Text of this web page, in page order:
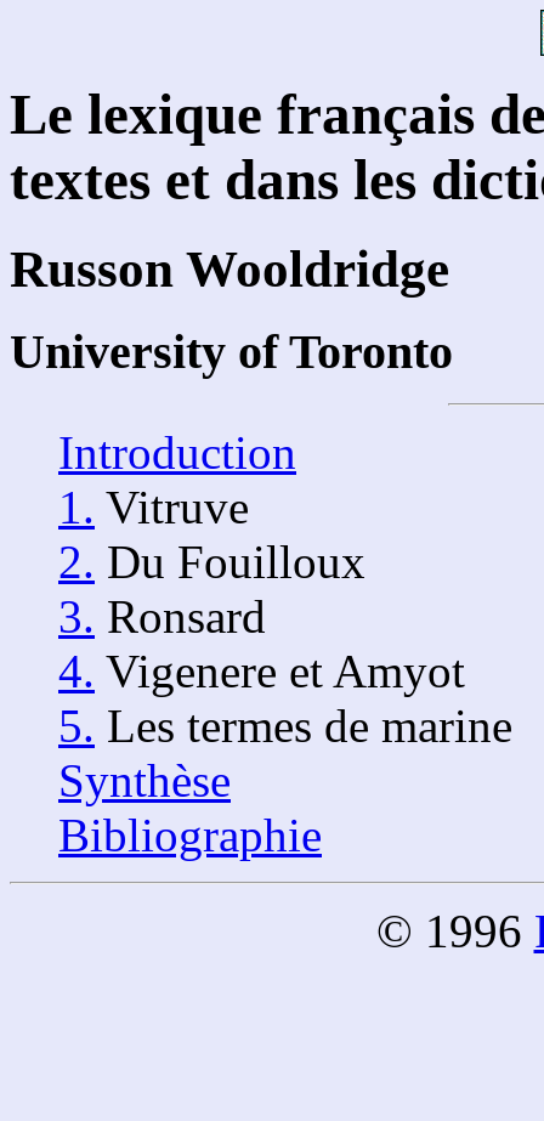
Le lexique français
textes et dans les
Russon Wooldridge
University of Toronto
Introduction
1. Vitruve
2. Du Fouilloux
3. Ronsard
4. Vigenere et Amyot
5. Les termes de marine
Synthèse
Bibliographie
© 1996